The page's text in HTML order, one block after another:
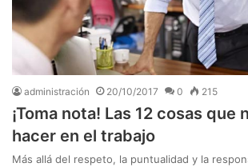
administración 20/10/2017 0 215
¡Toma nota! Las 12 cosas que
hacer en el trabajo
Más allá del respeto, la puntualidad y la